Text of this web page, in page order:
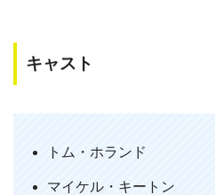
トニースターク好きの方は必見！
(笑)アベンジャーズに入れると
って断ってしまうピーターのお
キャスト
トム・ホランド
マイケル・キートン